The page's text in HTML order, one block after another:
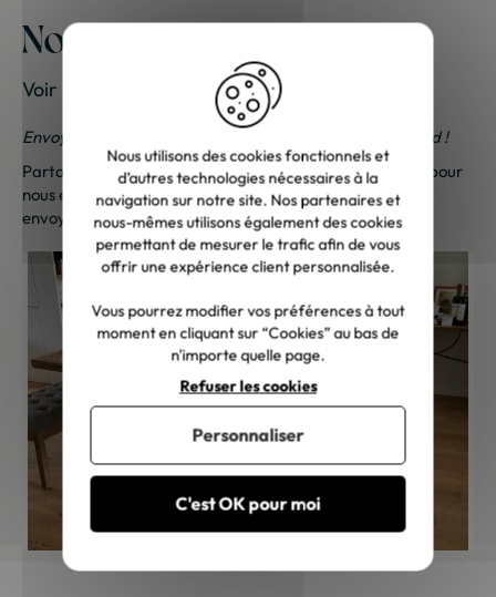
Nos meubles chez vous
Voir les photos de nos clients
Envoyez-nous vos photos ; une petite surprise vous attend !
Partagez vos photos et recevez une surprise ! Cliquez ici
pour
nous envoyer vos photos. Une petite attention vous sera
envoyée sous 48h à 72h ouvrées. Merci de votre fidélité !
Nous utilisons des cookies fonctionnels et
d’autres technologies nécessaires à la
navigation sur notre site. Nos partenaires et
nous-mêmes utilisons également des cookies
permettant de mesurer le trafic afin de vous
offrir une expérience client personnalisée.
Vous pourrez modifier vos préférences à tout
moment en cliquant sur “Cookies” au bas de
n'importe quelle page.
C'est OK pour moi
Refuser les cookies
Personnaliser